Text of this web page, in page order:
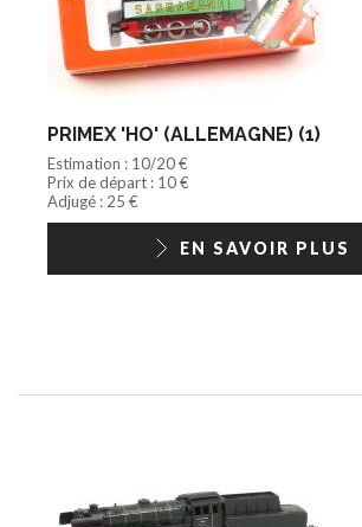
PRIMEX 'HO' (ALLEMAGNE) (1)
Estimation : 10/20 €
Prix de départ : 10 €
Adjugé : 25 €
EN SAVOIR PLUS